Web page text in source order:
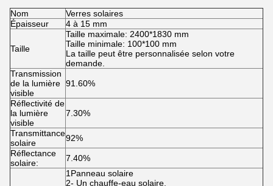
Nom
Verres solaires
Épaisseur
4 à 15 mm
Taille
Taille maximale: 2400*1830 mm
Taille minimale: 100*100 mm
La taille peut être personnalisée selon votre
demande.
Transmission
de la lumière
visible
91.60%
Réflectivité de
la lumière
visible
7.30%
Transmittance
solaire
92%
Réflectance
solaire:
7.40%
1Panneau solaire
2- Un chauffe-eau solaire.